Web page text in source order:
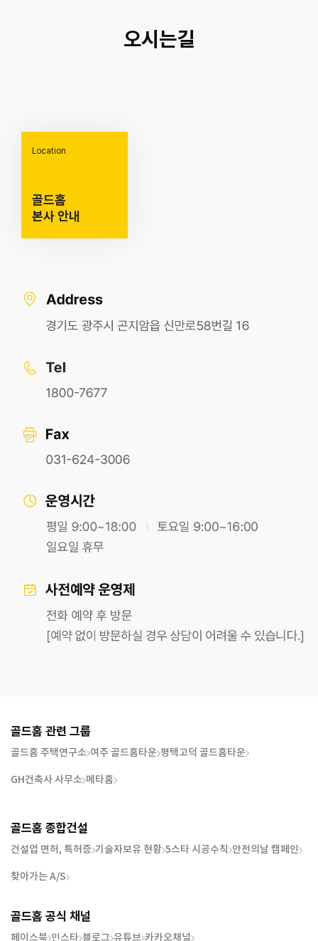
오시는길
Location
골드홈
본사 안내
골드홈 관련 그룹
골드홈 주택연구소 여주 골드홈타운 평택고덕 골드홈타운
GH건축사 사무소 메타홈
골드홈 종합건설
건설업 면허, 특허증 기술자보유 현황 5스타 시공수칙 안전의날 캠페인
찾아가는 A/S
골드홈 공식 채널
페이스북 인스타 블로그 유튜브 카카오채널